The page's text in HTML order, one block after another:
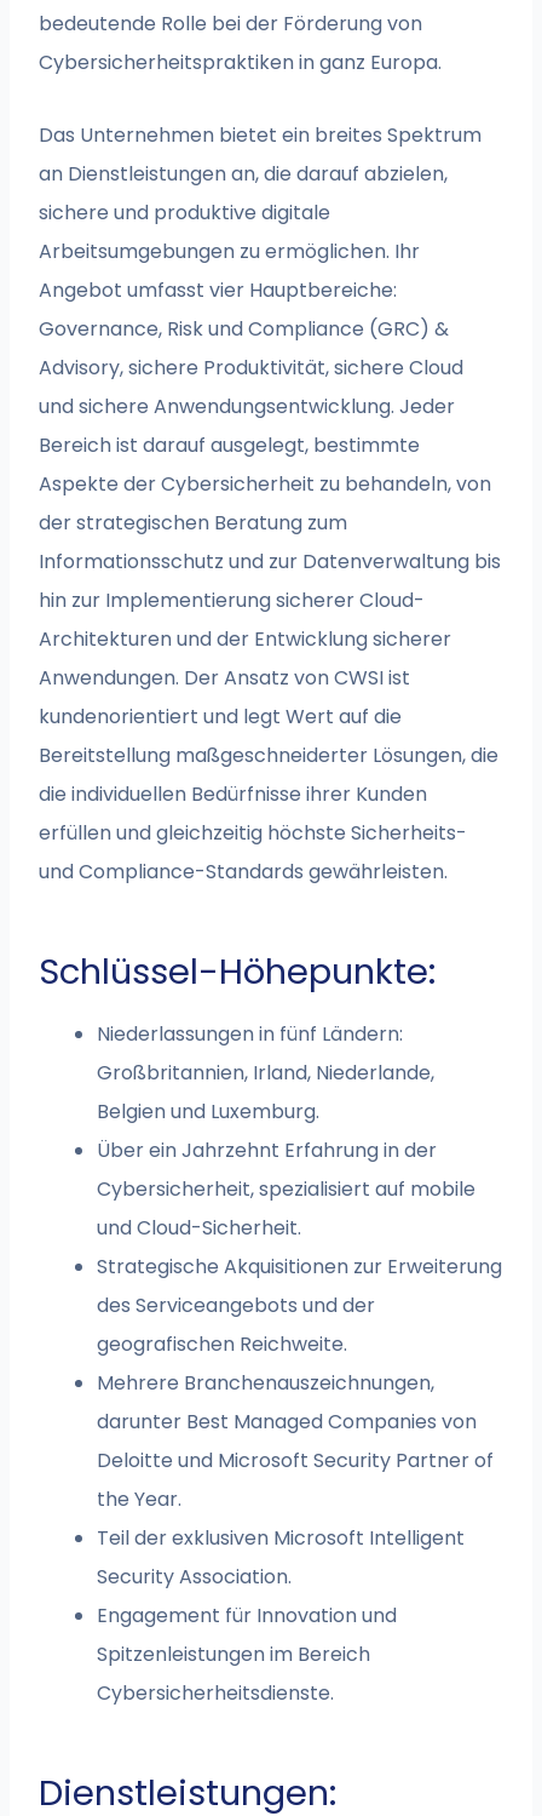
bedeutende Rolle bei der Förderung von
Cybersicherheitspraktiken in ganz Europa.
Das Unternehmen bietet ein breites Spektrum
an Dienstleistungen an, die darauf abzielen,
sichere und produktive digitale
Arbeitsumgebungen zu ermöglichen. Ihr
Angebot umfasst vier Hauptbereiche:
Governance, Risk und Compliance (GRC) &
Advisory, sichere Produktivität, sichere Cloud
und sichere Anwendungsentwicklung. Jeder
Bereich ist darauf ausgelegt, bestimmte
Aspekte der Cybersicherheit zu behandeln, von
der strategischen Beratung zum
Informationsschutz und zur Datenverwaltung bis
hin zur Implementierung sicherer Cloud-
Architekturen und der Entwicklung sicherer
Anwendungen. Der Ansatz von CWSI ist
kundenorientiert und legt Wert auf die
Bereitstellung maßgeschneiderter Lösungen, die
die individuellen Bedürfnisse ihrer Kunden
erfüllen und gleichzeitig höchste Sicherheits-
und Compliance-Standards gewährleisten.
Schlüssel-Höhepunkte:
Niederlassungen in fünf Ländern:
Großbritannien, Irland, Niederlande,
Belgien und Luxemburg.
Über ein Jahrzehnt Erfahrung in der
Cybersicherheit, spezialisiert auf mobile
und Cloud-Sicherheit.
Strategische Akquisitionen zur Erweiterung
des Serviceangebots und der
geografischen Reichweite.
Mehrere Branchenauszeichnungen,
darunter Best Managed Companies von
Deloitte und Microsoft Security Partner of
the Year.
Teil der exklusiven Microsoft Intelligent
Security Association.
Engagement für Innovation und
Spitzenleistungen im Bereich
Cybersicherheitsdienste.
Dienstleistungen: